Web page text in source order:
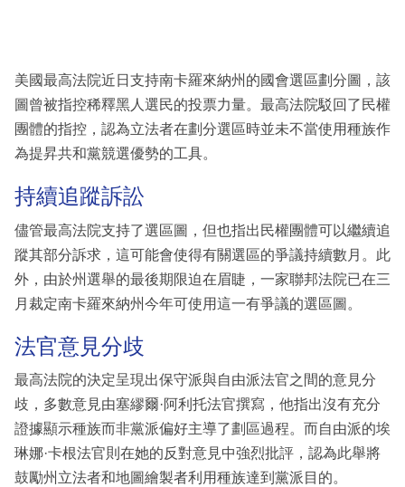
區
美國最高法院近日支持南卡羅來納州的國會選區劃分圖，該
圖曾被指控稀釋黑人選民的投票力量。最高法院駁回了民權
團體的指控，認為立法者在劃分選區時並未不當使用種族作
為提昇共和黨競選優勢的工具。
持續追蹤訴訟
儘管最高法院支持了選區圖，但也指出民權團體可以繼續追
蹤其部分訴求，這可能會使得有關選區的爭議持續數月。此
外，由於州選舉的最後期限迫在眉睫，一家聯邦法院已在三
月裁定南卡羅來納州今年可使用這一有爭議的選區圖。
法官意見分歧
最高法院的決定呈現出保守派與自由派法官之間的意見分
歧，多數意見由塞繆爾·阿利托法官撰寫，他指出沒有充分
證據顯示種族而非黨派偏好主導了劃區過程。而自由派的埃
琳娜·卡根法官則在她的反對意見中強烈批評，認為此舉將
鼓勵州立法者和地圖繪製者利用種族達到黨派目的。